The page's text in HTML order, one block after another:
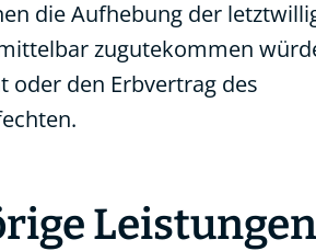
die Aufhebung der
zugutekommen
oder den Erbvertrag des
Leistungen